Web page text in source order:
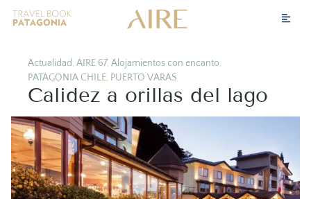
Actualidad,AIRE 67,Alojamientos con encanto,
PATAGONIA CHILE, PUERTO VARAS
Calidez a orillas del lago